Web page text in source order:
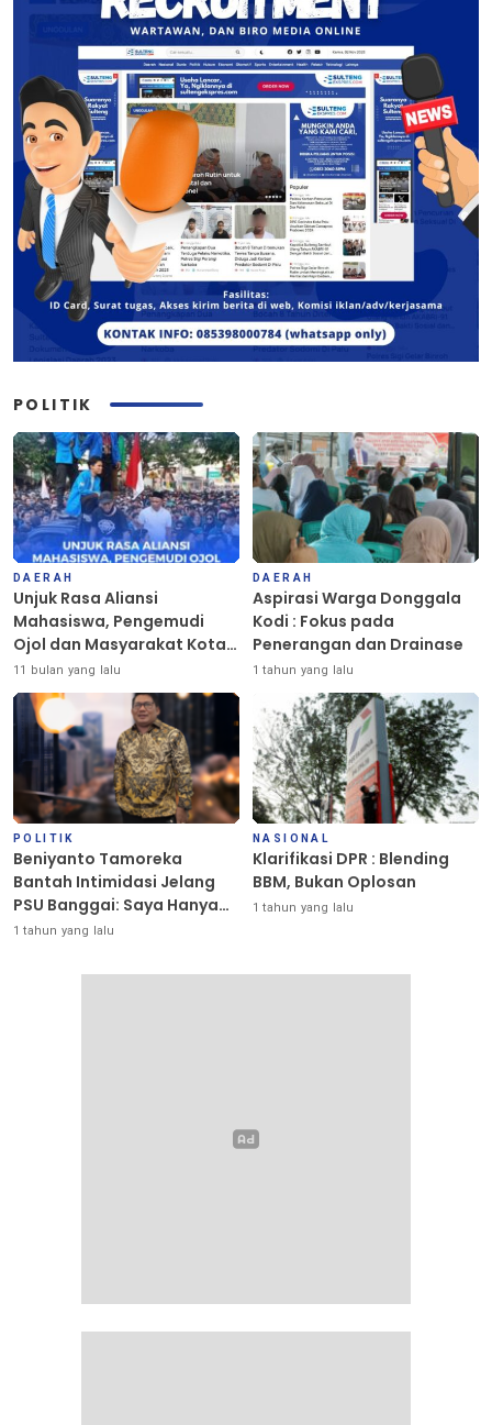
POLITIK
DAERAH
Unjuk Rasa Aliansi
Mahasiswa, Pengemudi
Ojol dan Masyarakat Kota
Palu Berlangsung Damai
11 bulan yang lalu
DAERAH
Aspirasi Warga Donggala
Kodi : Fokus pada
Penerangan dan Drainase
1 tahun yang lalu
POLITIK
Beniyanto Tamoreka
Bantah Intimidasi Jelang
PSU Banggai: Saya Hanya
Ingin Redakan Suasana
1 tahun yang lalu
NASIONAL
Klarifikasi DPR : Blending
BBM, Bukan Oplosan
1 tahun yang lalu